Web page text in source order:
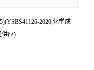
2020;化学成
供应)